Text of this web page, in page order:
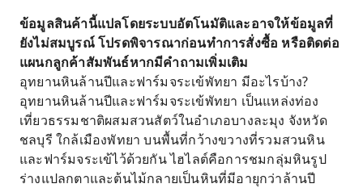
ข้อมูลสินค้านี้แปลโดยระบบอัตโนมัติและอาจให้ข้อมูลที่
ยังไม่สมบูรณ์ โปรดพิจารณาก่อนทำการสั่งซื้อ หรือติดต่อ
แผนกลูกค้าสัมพันธ์หากมีคำถามเพิ่มเติม
อุทยานหินล้านปีและฟาร์มจระเข้พัทยา มีอะไรบ้าง?
อุทยานหินล้านปีและฟาร์มจระเข้พัทยา เป็นแหล่งท่อง
เที่ยวธรรมชาติผสมสวนสัตว์ในอำเภอบางละมุง จังหวัด
ชลบุรี ใกล้เมืองพัทยา บนพื้นที่กว้างขวางที่รวมสวนหิน
และฟาร์มจระเข้ไว้ด้วยกัน ไฮไลต์คือการชมกลุ่มหินรูป
ร่างแปลกตาและต้นไม้กลายเป็นหินที่มีอายุกว่าล้านปี